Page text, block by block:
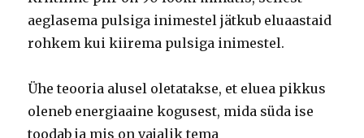
aeglasema pulsiga inimestel jätkub eluaastaid
rohkem kui kiirema pulsiga inimestel.
Ühe teooria alusel oletatakse, et eluea pikkus
oleneb energiaaine kogusest, mida süda ise
toodab ja mis on vajalik tema